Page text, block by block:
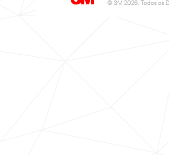
© 3M 2026. Todos os